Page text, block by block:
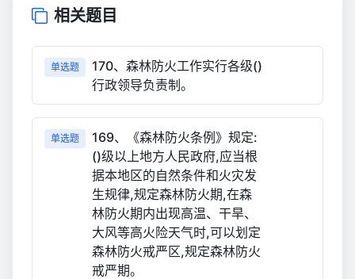
相关题目
单选题
170、森林防火工作实行各级()
行政领导负责制。
单选题
169、《森林防火条例》规定:
()级以上地方人民政府,应当根
据本地区的自然条件和火灾发
生规律,规定森林防火期,在森
林防火期内出现高温、干旱、
大风等高火险天气时,可以划定
森林防火戒严区,规定森林防火
戒严期。